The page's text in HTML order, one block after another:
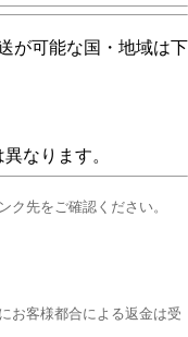
が可能な国・地域は下
なります。
ク先をご確認ください。
お客様都合による返金は受